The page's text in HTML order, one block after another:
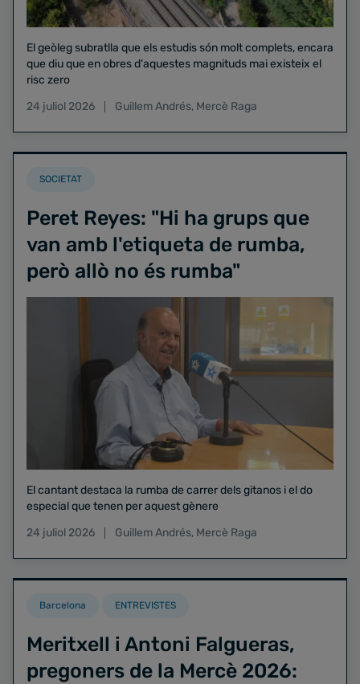
El geòleg subratlla que els estudis són molt complets, encara
que diu que en obres d'aquestes magnituds mai existeix el
risc zero
24 juliol 2026
Guillem Andrés, Mercè Raga
SOCIETAT
Peret Reyes: "Hi ha grups que
van amb l'etiqueta de rumba,
però allò no és rumba"
El cantant destaca la rumba de carrer dels gitanos i el do
especial que tenen per aquest gènere
24 juliol 2026
Guillem Andrés, Mercè Raga
Barcelona ENTREVISTES
Meritxell i Antoni Falgueras,
pregoners de la Mercè 2026: